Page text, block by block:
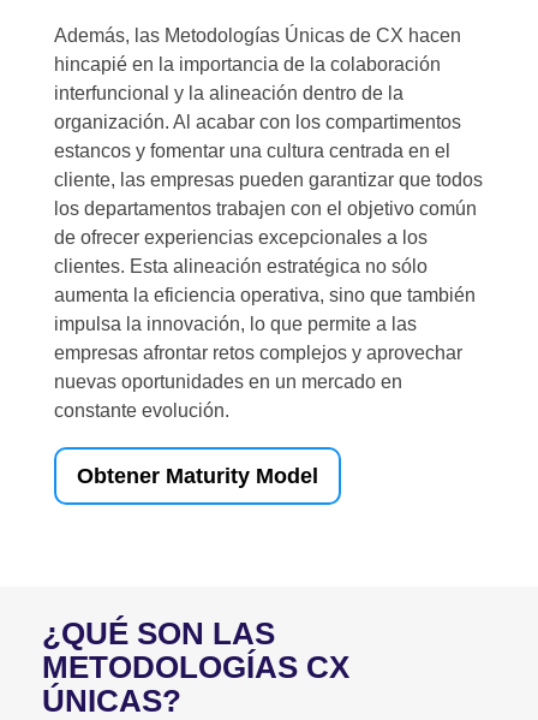
Además, las Metodologías Únicas de CX hacen
hincapié en la importancia de la colaboración
interfuncional y la alineación dentro de la
organización. Al acabar con los compartimentos
estancos y fomentar una cultura centrada en el
cliente, las empresas pueden garantizar que todos
los departamentos trabajen con el objetivo común
de ofrecer experiencias excepcionales a los
clientes. Esta alineación estratégica no sólo
aumenta la eficiencia operativa, sino que también
impulsa la innovación, lo que permite a las
empresas afrontar retos complejos y aprovechar
nuevas oportunidades en un mercado en
constante evolución.
Obtener Maturity Model
¿QUÉ SON LAS
METODOLOGÍAS CX
ÚNICAS?